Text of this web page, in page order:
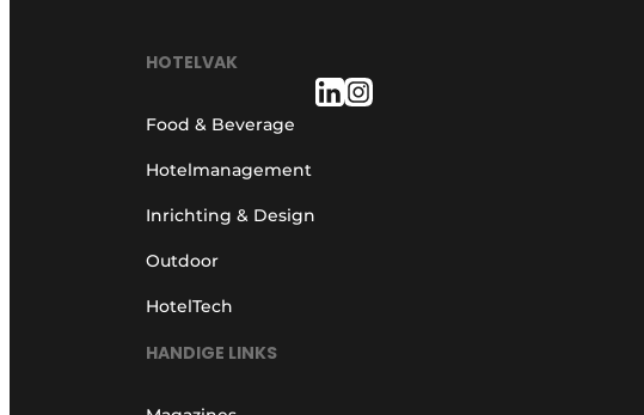
HOTELVAK
Food & Beverage
Hotelmanagement
Inrichting & Design
Outdoor
HotelTech
HANDIGE LINKS